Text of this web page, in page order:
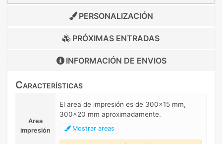
PERSONALIZACIÓN
PRÓXIMAS ENTRADAS
INFORMACIÓN DE ENVIOS
Características
Area
impresión
El area de impresión es de 300x15 mm,
300x20 mm aproximadamente.
Mostrar areas